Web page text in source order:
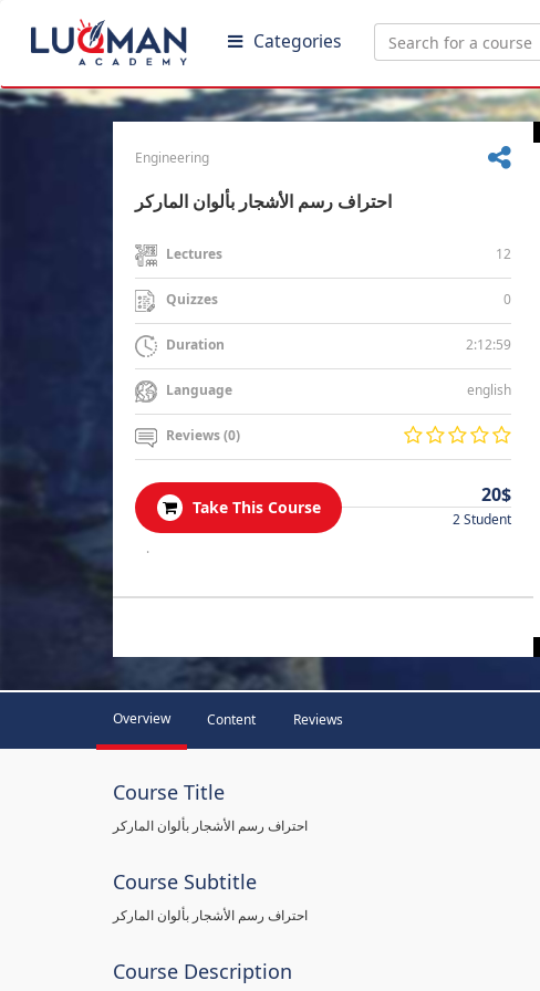
Categories
Engineering
احتراف رسم الأشجار بألوان الماركر
Lectures 12
Quizzes 0
Duration 2:12:59
Language english
Reviews (0)
Take This Course
20$
2 Student
.
Overview Content Reviews
Course Title
احتراف رسم الأشجار بألوان الماركر
Course Subtitle
احتراف رسم الأشجار بألوان الماركر
Course Description